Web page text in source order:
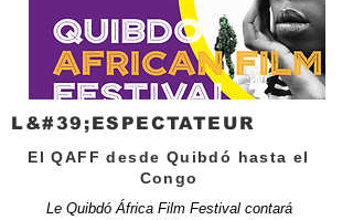
L&#39;ESPECTATEUR
El QAFF desde Quibdó hasta el
Congo
Le Quibdó África Film Festival contará